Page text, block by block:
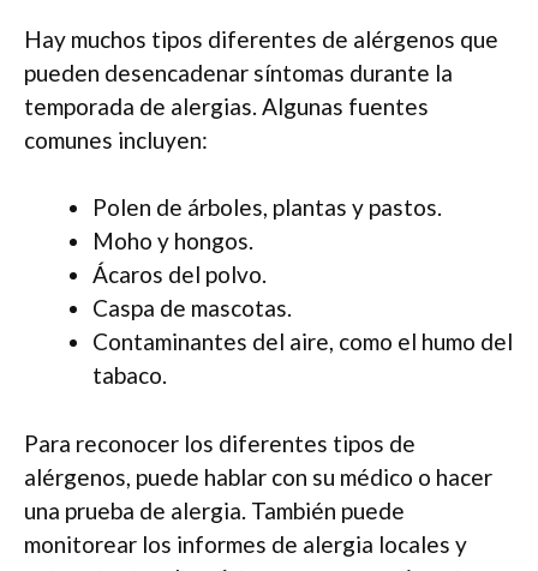
Hay muchos tipos diferentes de alérgenos que
pueden desencadenar síntomas durante la
temporada de alergias. Algunas fuentes
comunes incluyen:
Polen de árboles, plantas y pastos.
Moho y hongos.
Ácaros del polvo.
Caspa de mascotas.
Contaminantes del aire, como el humo del
tabaco.
Para reconocer los diferentes tipos de
alérgenos, puede hablar con su médico o hacer
una prueba de alergia. También puede
monitorear los informes de alergia locales y